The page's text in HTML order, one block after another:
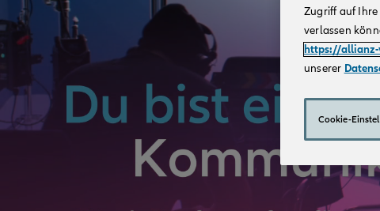
Zugriff auf Ihre
verlassen
https://
unserer
Cookie-